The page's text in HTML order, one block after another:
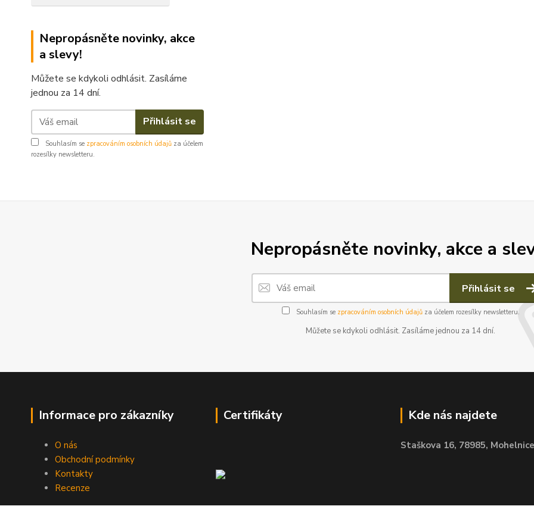
Nepropásněte novinky, akce
a slevy!
Můžete se kdykoli odhlásit. Zasíláme
jednou za 14 dní.
Přihlásit se
Souhlasím se zpracováním osobních údajů za účelem
rozesílky newsletteru.
Nepropásněte novinky, akce a
Přihlásit se
Souhlasím se zpracováním osobních údajůza účelem rozesílky newsletteru.
Můžete se kdykoli odhlásit. Zasíláme jednou za 14 dní.
Informace pro zákazníky
O nás
Obchodní podmínky
Kontakty
Recenze
Certifikáty Kde nás najdete
Staškova 16, 78985, Mohelnice